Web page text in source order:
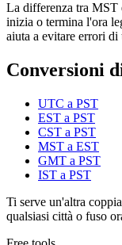
La differenza tra MST
inizia o termina l'ora
aiuta a evitare errori di
Conversioni
UTC a PST
EST a PST
CST a PST
MST a EST
GMT a PST
IST a PST
Ti serve un'altra
qualsiasi città o fuso